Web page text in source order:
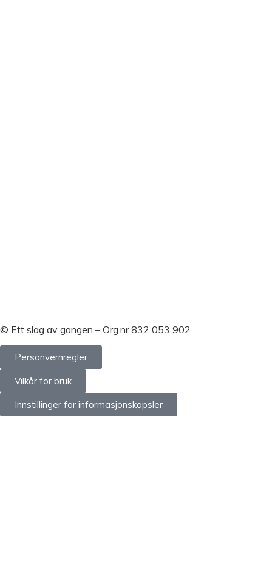
© Ett slag av gangen – Org.nr 832 053 902
Personvernregler
Vilkår for bruk
Innstillinger for informasjonskapsler